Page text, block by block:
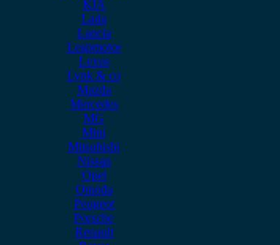
KIA
Lada
Lancia
Leapmotor
Lexus
Lynk & co
Mazda
Mercedes
MG
Mini
Mitsubishi
Nissan
Opel
Omoda
Peugeot
Porsche
Renault